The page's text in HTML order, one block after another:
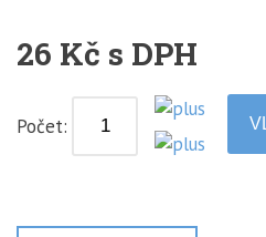
26 Kč s DPH
Počet: